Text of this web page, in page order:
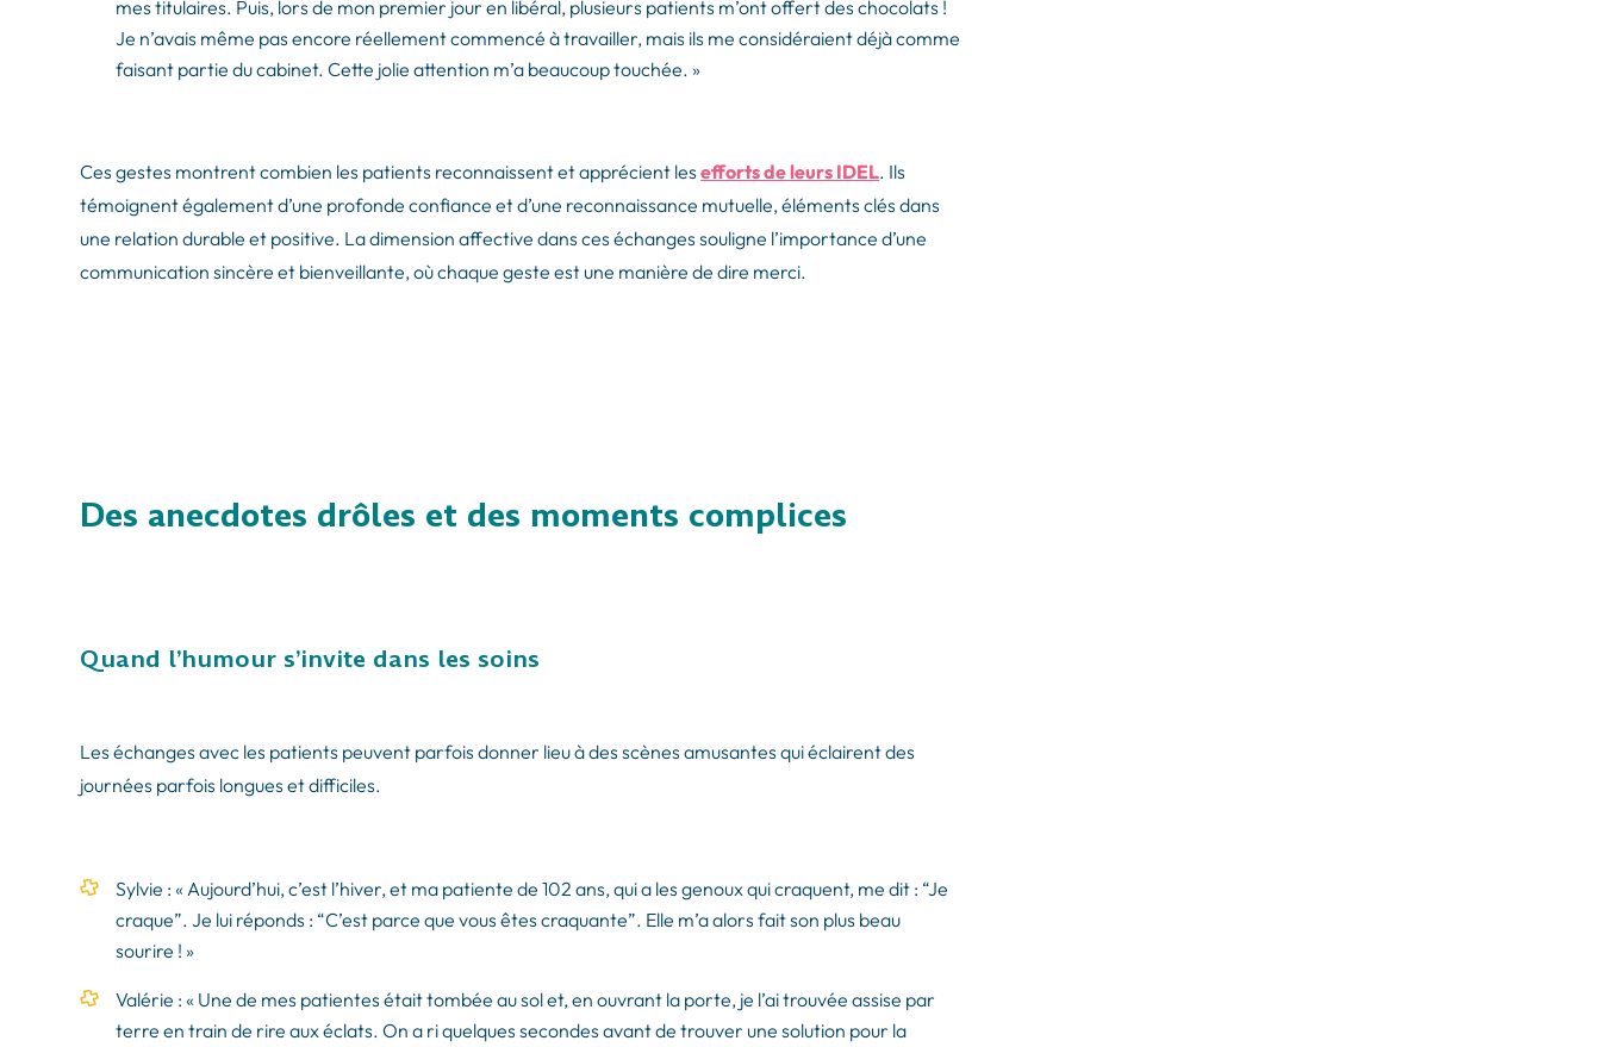
mes titulaires. Puis, lors de mon premier jour en libéral, plusieurs patients m’ont offert des chocolats !
Je n’avais même pas encore réellement commencé à travailler, mais ils me considéraient déjà comme
faisant partie du cabinet. Cette jolie attention m’a beaucoup touchée. »
Ces gestes montrent combien les patients reconnaissent et apprécient lesefforts de leurs IDEL. Ils
témoignent également d’une profonde confiance et d’une reconnaissance mutuelle, éléments clés dans
une relation durable et positive. La dimension affective dans ces échanges souligne l’importance d’une
communication sincère et bienveillante, où chaque geste est une manière de dire merci.
Des anecdotes drôles et des moments complices
Quand l’humour s’invite dans les soins
Les échanges avec les patients peuvent parfois donner lieu à des scènes amusantes qui éclairent des
journées parfois longues et difficiles.
Sylvie : « Aujourd’hui, c’est l’hiver, et ma patiente de 102 ans, qui a les genoux qui craquent, me dit : “Je
craque”. Je lui réponds : “C’est parce que vous êtes craquante”. Elle m’a alors fait son plus beau
sourire ! »
Valérie : « Une de mes patientes était tombée au sol et, en ouvrant la porte, je l’ai trouvée assise par
terre en train de rire aux éclats. On a ri quelques secondes avant de trouver une solution pour la